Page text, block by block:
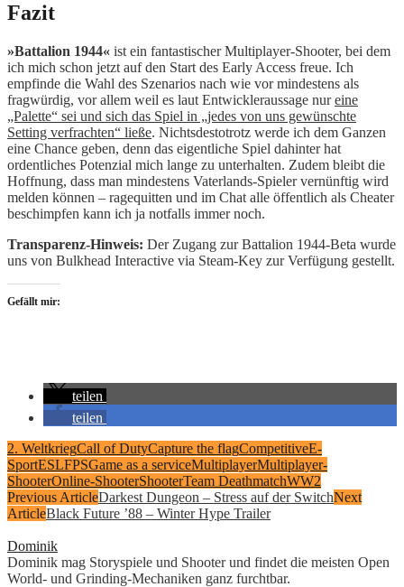
Fazit
»Battalion 1944« ist ein fantastischer Multiplayer-Shooter, bei dem
ich mich schon jetzt auf den Start des Early Access freue. Ich
empfinde die Wahl des Szenarios nach wie vor mindestens als
fragwürdig, vor allem weil es laut Entwickleraussage nureine
„Palette“ sei und sich das Spiel in „jedes von uns gewünschte
Setting verfrachten“ ließe. Nichtsdestotrotz werde ich dem Ganzen
eine Chance geben, denn das eigentliche Spiel dahinter hat
ordentliches Potenzial mich lange zu unterhalten. Zudem bleibt die
Hoffnung, dass man mindestens Vaterlands-Spieler vernünftig wird
melden können – ragequitten und im Chat alle öffentlich als Cheater
beschimpfen kann ich ja notfalls immer noch.
Transparenz-Hinweis: Der Zugang zur Battalion 1944-Beta wurde
uns von Bulkhead Interactive via Steam-Key zur Verfügung gestellt.
Gefällt mir:
teilen
teilen
2. WeltkriegCall of DutyCapture the flagCompetitiveE-
SportESLFPSGame as a serviceMultiplayerMultiplayer-
ShooterOnline-ShooterShooterTeam DeathmatchWW2
Previous ArticleDarkest Dungeon – Stress auf der SwitchNext
ArticleBlack Future ’88 – Winter Hype Trailer
Dominik
Dominik mag Storyspiele und Shooter und findet die meisten Open
World- und Grinding-Mechaniken ganz furchtbar.